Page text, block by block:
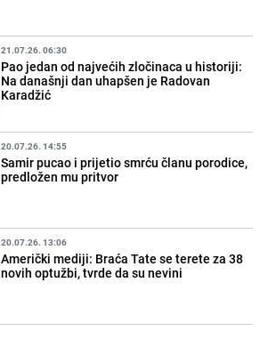
21.07.26. 06:30
Pao jedan od najvećih zločinaca u historiji:
Na današnji dan uhapšen je Radovan
Karadžić
20.07.26. 14:55
Samir pucao i prijetio smrću članu porodice,
predložen mu pritvor
20.07.26. 13:06
Američki mediji: Braća Tate se terete za 38
novih optužbi, tvrde da su nevini